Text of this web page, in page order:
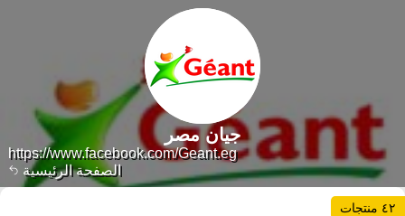
الصفحة الرئيسية
https://www.facebook.com/Geant.eg
جيان مصر
٤٢ منتجات